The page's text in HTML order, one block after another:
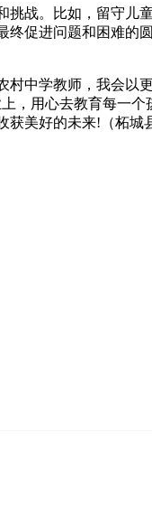
。比如，留守儿
促进问题和困难
学教师，我会以
，用心去教育每一
美好的未来!（柘城